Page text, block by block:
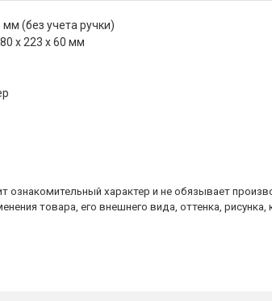
(без учета ручки)
x 223 x 60 мм
ознакомительный характер и не обязывает
товара, его внешнего вида, оттенка,